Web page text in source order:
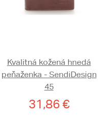
Kvalitná kožená hnedá
peňaženka - SendiDesign
45
31,86 €